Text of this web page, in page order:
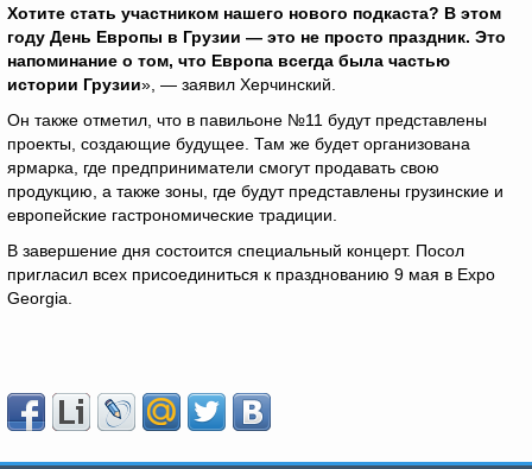
Хотите стать участником нашего нового подкаста? В этом
году День Европы в Грузии — это не просто праздник. Это
напоминание о том, что Европа всегда была частью
истории Грузии», — заявил Херчинский.
Он также отметил, что в павильоне №11 будут представлены
проекты, создающие будущее. Там же будет организована
ярмарка, где предприниматели смогут продавать свою
продукцию, а также зоны, где будут представлены грузинские и
европейские гастрономические традиции.
В завершение дня состоится специальный концерт. Посол
пригласил всех присоединиться к празднованию 9 мая в Expo
Georgia.